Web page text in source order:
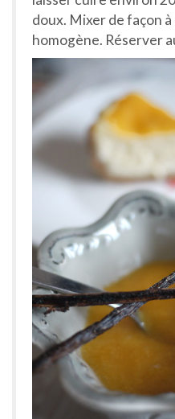
doux. Mixer de façon
homogène. Réserver